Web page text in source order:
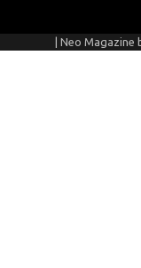
| Neo Magazine